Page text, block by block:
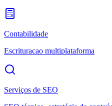
Contabilidade
Escrituracao multiplataforma
Serviços de SEO